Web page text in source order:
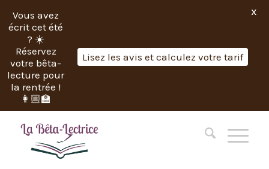
Vous avez
écrit cet été
? ☀️
Réservez
votre bêta-
lecture pour
la rentrée !
👩🏼‍🏫
Lisez les avis et calculez votre tarif
X